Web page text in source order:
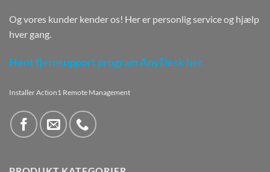
Og vores kunder kender os! Her er personlig service og hjælp
hver gang.
Hent fjernsupport program AnyDesk her.
Installer Action1 Remote Management